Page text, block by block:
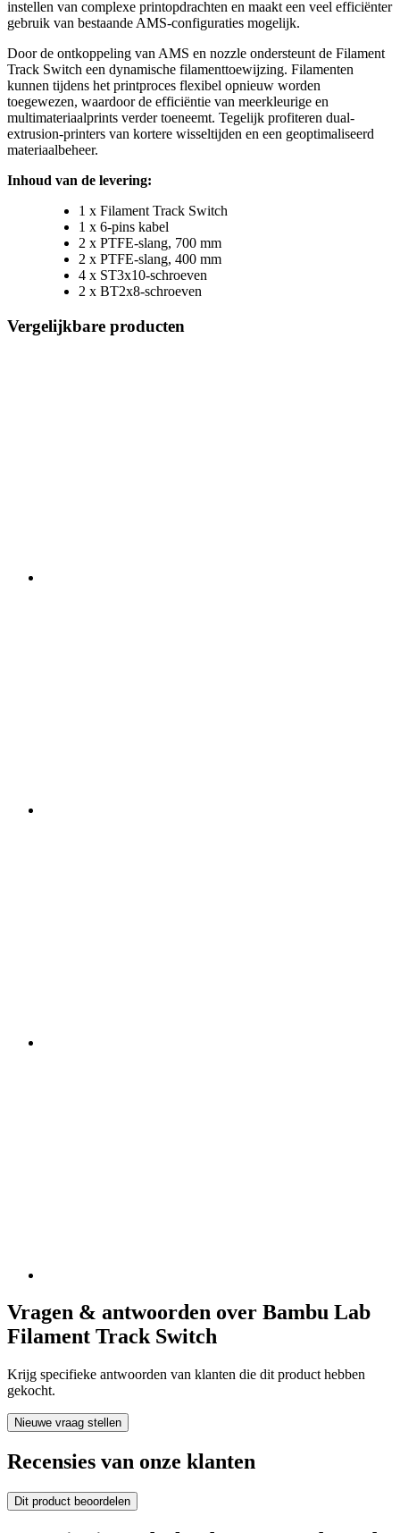
instellen van complexe printopdrachten en maakt een veel efficiënter
gebruik van bestaande AMS-configuraties mogelijk.
Door de ontkoppeling van AMS en nozzle ondersteunt de Filament
Track Switch een dynamische filamenttoewijzing. Filamenten
kunnen tijdens het printproces flexibel opnieuw worden
toegewezen, waardoor de efficiëntie van meerkleurige en
multimateriaalprints verder toeneemt. Tegelijk profiteren dual-
extrusion-printers van kortere wisseltijden en een geoptimaliseerd
materiaalbeheer.
Inhoud van de levering:
1 x Filament Track Switch
1 x 6-pins kabel
2 x PTFE-slang, 700 mm
2 x PTFE-slang, 400 mm
4 x ST3x10-schroeven
2 x BT2x8-schroeven
Vergelijkbare producten
Vragen & antwoorden over Bambu Lab
Filament Track Switch
Krijg specifieke antwoorden van klanten die dit product hebben
gekocht.
Nieuwe vraag stellen
Recensies van onze klanten
Dit product beoordelen